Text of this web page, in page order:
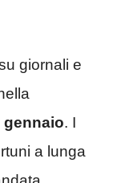
giornali e
gennaio. I
a lunga